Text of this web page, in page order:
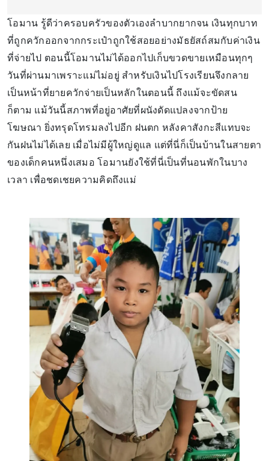
โอมาน รู้ดีว่าครอบครัวของตัวเองลำบากยากจน เงินทุกบาท
ที่ถูกควักออกจากกระเป๋าถูกใช้สอยอย่างมัธยัสถ์สมกับค่าเงิน
ที่จ่ายไป ตอนนี้โอมานไม่ได้ออกไปเก็บขวดขายเหมือนทุกๆ
วันที่ผ่านมาเพราะแม่ไม่อยู่ สำหรับเงินไปโรงเรียนจึงกลาย
เป็นหน้าที่ยายควักจ่ายเป็นหลักในตอนนี้ ถึงแม้จะขัดสน
ก็ตาม แม้วันนี้สภาพที่อยู่อาศัยที่ผนังดัดแปลงจากป้าย
โฆษณา ยิ่งทรุดโทรมลงไปอีก ฝนตก หลังคาสังกะสีแทบจะ
กันฝนไม่ได้เลย เมื่อไม่มีผู้ใหญ่ดูแล แต่ที่นี่ก็เป็นบ้านในสายตา
ของเด็กคนหนึ่งเสมอ โอมานยังใช้ที่นี่เป็นที่นอนพักในบาง
เวลา เพื่อชดเชยความคิดถึงแม่